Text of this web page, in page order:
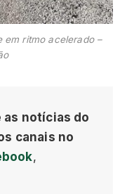
em ritmo acelerado –
notícias do
canais no
,